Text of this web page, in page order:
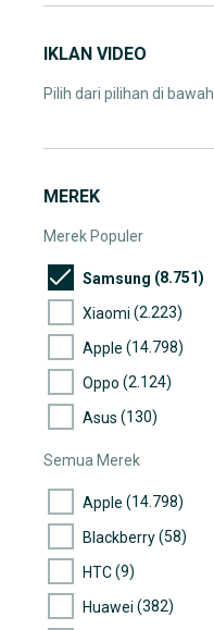
IKLAN VIDEO
Pilih dari pilihan di bawah
MEREK
Merek Populer
Samsung (8.751)
Xiaomi (2.223)
Apple (14.798)
Oppo (2.124)
Asus (130)
Semua Merek
Apple (14.798)
Blackberry(58)
HTC(9)
Huawei (382)